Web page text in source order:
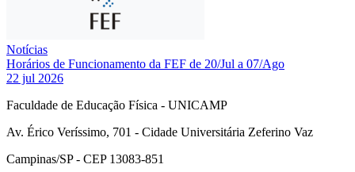
Notícias
Horários de Funcionamento da FEF de 20/Jul a 07/Ago
22 jul 2026
Faculdade de Educação Física - UNICAMP
Av. Érico Veríssimo, 701 - Cidade Universitária Zeferino Vaz
Campinas/SP - CEP 13083-851